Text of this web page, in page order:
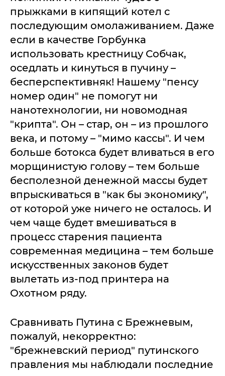
прыжками в кипящий котел с
последующим омолаживанием. Даже
если в качестве Горбунка
использовать крестницу Собчак,
оседлать и кинуться в пучину –
бесперспективняк! Нашему "пенсу
номер один" не помогут ни
нанотехнологии, ни новомодная
"крипта". Он – стар, он – из прошлого
века, и потому – "мимо кассы". И чем
больше ботокса будет вливаться в его
морщинистую голову – тем больше
бесполезной денежной массы будет
впрыскиваться в "как бы экономику",
от которой уже ничего не осталось. И
чем чаще будет вмешиваться в
процесс старения пациента
современная медицина – тем больше
искусственных законов будет
вылетать из-под принтера на
Охотном ряду.
Сравнивать Путина с Брежневым,
пожалуй, некорректно:
"брежневский период" путинского
правления мы наблюдали последние